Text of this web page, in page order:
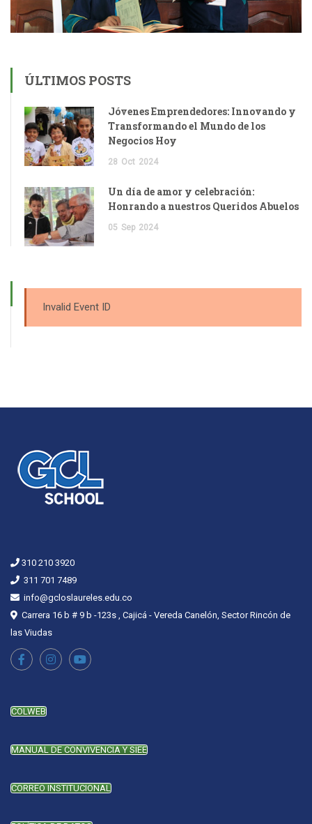
ÚLTIMOS POSTS
Jóvenes Emprendedores: Innovando y
Transformando el Mundo de los
Negocios Hoy
28 Oct 2024
Un día de amor y celebración:
Honrando a nuestros Queridos Abuelos
05 Sep 2024
Invalid Event ID
310 210 3920
311 701 7489
info@gcloslaureles.edu.co
Carrera 16 b # 9 b -123s , Cajicá - Vereda Canelón, Sector Rincón de
las Viudas
COLWEB
MANUAL DE CONVIVENCIA Y SIEE
CORREO INSTITUCIONAL